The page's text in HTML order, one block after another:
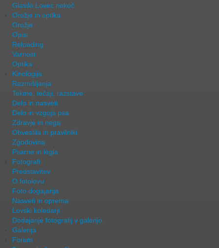
Glasilo Lovec nekoč
Orožje in optika
Orožje
Opisi
Reloading
Varnost
Optika
Kinologija
Razmišljanja
Tekme, tečaji, razstave
Delo in nasveti
Delo in vzgoja psa
Zdravje in nega
Obvestila in pravilniki
Zgodovina
Psarne in legla
Fotografi
Predstavitev
O fotolovu
Foto dogajanja
Nasveti in oprema
Lovski koledarji
Dodajanje fotografij v galerijo
Galerija
Forum